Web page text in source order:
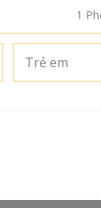
Trẻ em